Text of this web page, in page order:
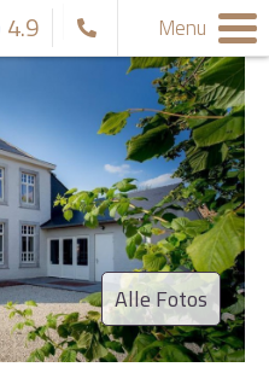
4.9 Menu
Alle Fotos